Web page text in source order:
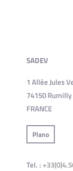
SADEV
1 Allée Jules
74150 Rumilly
FRANCE
Plano
Tel. :